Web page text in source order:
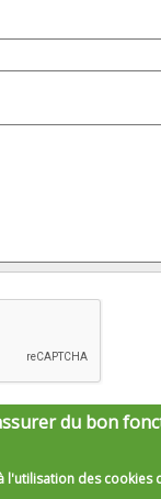
du bon
l'utilisation des